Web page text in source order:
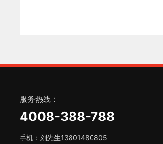
服务热线：
4008-388-788
手机：刘先生13801480805